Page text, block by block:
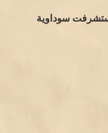
سوداوية